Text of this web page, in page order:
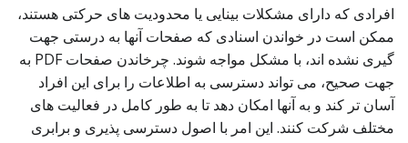
افرادی که دارای مشکلات بینایی یا محدودیت های حرکتی هستند،
ممکن است در خواندن اسنادی که صفحات آنها به درستی جهت
گیری نشده اند، با مشکل مواجه شوند. چرخاندن صفحات PDF به
جهت صحیح، می تواند دسترسی به اطلاعات را برای این افراد
آسان تر کند و به آنها امکان دهد تا به طور کامل در فعالیت های
مختلف شرکت کنند. این امر با اصول دسترسی پذیری و برابری